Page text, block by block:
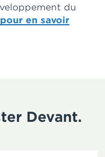
du
en savoir
Devant.